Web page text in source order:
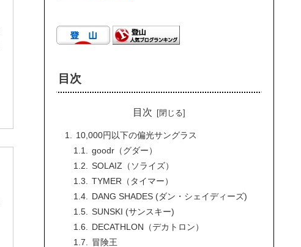
目次
目次
10,000円以下の偏光サングラス
goodr（グダー）
SOLAIZ（ソライズ）
TYMER（タイマー）
DANG SHADES (ダン・シェイディーズ)
SUNSKI (サンスキー)
DECATHLON（デカトロン）
冒険王